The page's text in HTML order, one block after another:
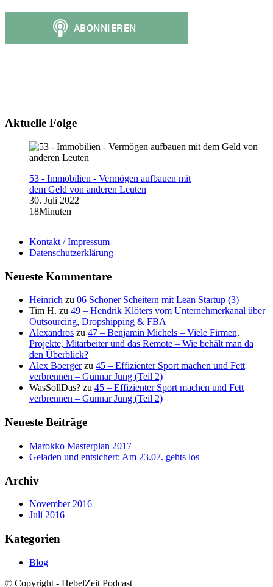
Aktuelle Folge
53 - Immobilien - Vermögen aufbauen mit
dem Geld von anderen Leuten
30. Juli 2022
18Minuten
Kontakt / Impressum
Datenschutzerklärung
Neueste Kommentare
Heinrich zu 06 Schöner Scheitern mit Lean Startup (3)
Tim H. zu 49 – Hendrik Klöters vom Unternehmerkanal über
Outsourcing, Dropshipping & FBA
Alexandros zu 47 – Benjamin Michels – Viele Firmen,
Projekte, Mitarbeiter und das Remote – Wie behält man da
den Überblick?
Alex Boergerzu 45 – Effizienter Sport machen und Fett
verbrennen – Gunnar Jung (Teil 2)
WasSollDas? zu 45 – Effizienter Sport machen und Fett
verbrennen – Gunnar Jung (Teil 2)
Neueste Beiträge
Marokko Masterplan 2017
Geladen und entsichert: Am 23.07. gehts los
Archiv
November 2016
Juli 2016
Kategorien
Blog
© Copyright - HebelZeit Podcast